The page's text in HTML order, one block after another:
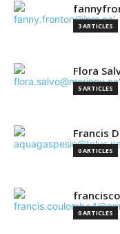
3 ARTICLES
Flora
5 ARTICLES
Francis
0 ARTICLES
0 ARTICLES